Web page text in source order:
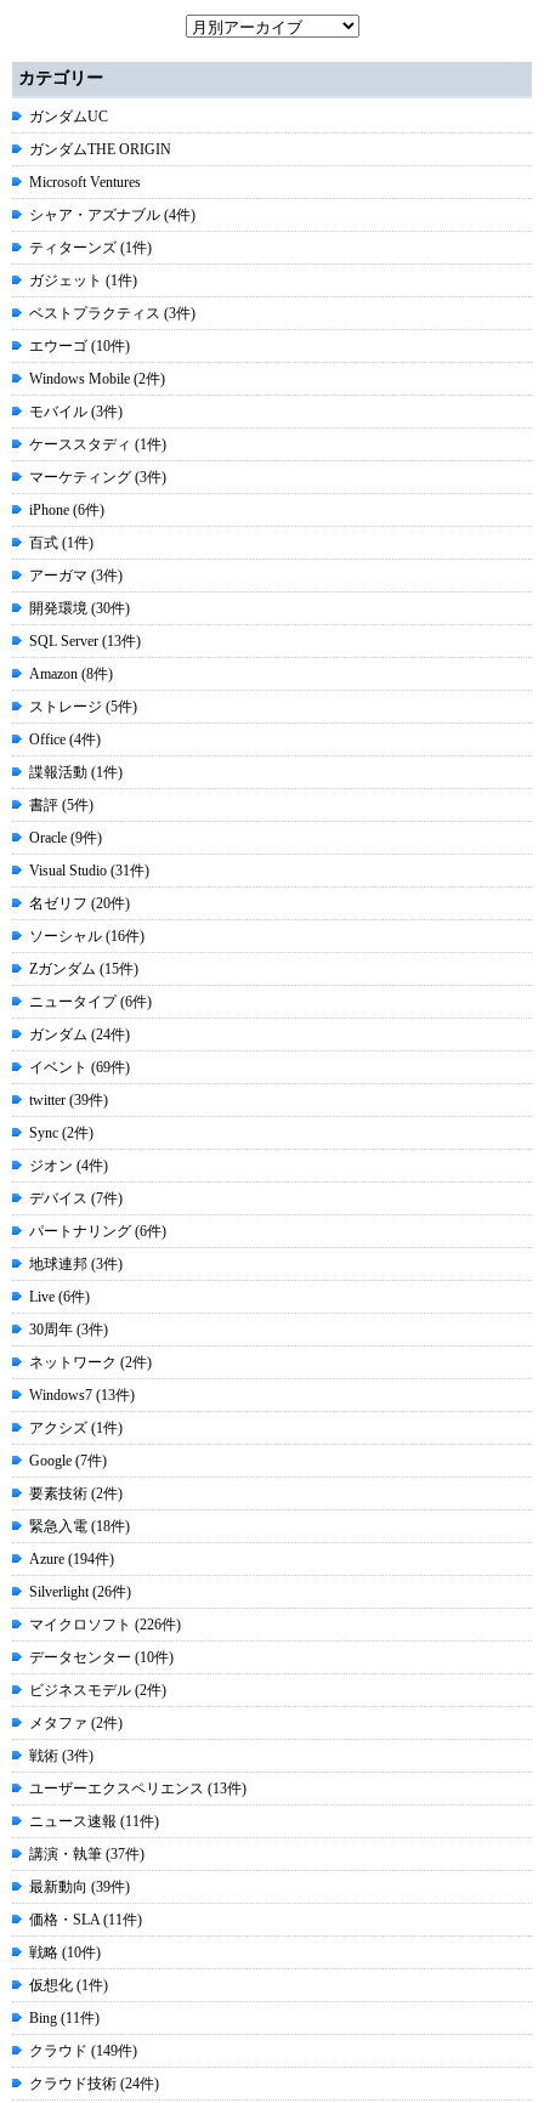
カテゴリー
ガンダムUC
ガンダムTHE ORIGIN
Microsoft Ventures
シャア・アズナブル (4件)
ティターンズ (1件)
ガジェット (1件)
ベストプラクティス (3件)
エウーゴ (10件)
Windows Mobile (2件)
モバイル (3件)
ケーススタディ (1件)
マーケティング (3件)
iPhone (6件)
百式 (1件)
アーガマ (3件)
開発環境 (30件)
SQL Server (13件)
Amazon (8件)
ストレージ (5件)
Office (4件)
諜報活動 (1件)
書評 (5件)
Oracle (9件)
Visual Studio (31件)
名ゼリフ (20件)
ソーシャル (16件)
Zガンダム (15件)
ニュータイプ (6件)
ガンダム (24件)
イベント (69件)
twitter (39件)
Sync (2件)
ジオン (4件)
デバイス (7件)
パートナリング (6件)
地球連邦 (3件)
Live (6件)
30周年 (3件)
ネットワーク (2件)
Windows7 (13件)
アクシズ (1件)
Google (7件)
要素技術 (2件)
緊急入電 (18件)
Azure (194件)
Silverlight (26件)
マイクロソフト (226件)
データセンター (10件)
ビジネスモデル (2件)
メタファ (2件)
戦術 (3件)
ユーザーエクスペリエンス (13件)
ニュース速報 (11件)
講演・執筆 (37件)
最新動向 (39件)
価格・SLA (11件)
戦略 (10件)
仮想化 (1件)
Bing (11件)
クラウド (149件)
クラウド技術 (24件)